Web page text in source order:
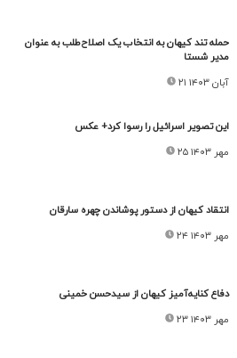
حمله تند کیهان به انتخاب یک اصلاح‌طلب به عنوان
مدیر شستا
۲۱ آبان ۱۴۰۳
این تصویر اسرائیل را رسوا کرد+ عکس
۲۵ مهر ۱۴۰۳
انتقاد کیهان از دستور پوشاندن چهره سارقان
۲۴ مهر ۱۴۰۳
دفاع کنایه‌آمیز کیهان از سیدحسن خمینی
۲۳ مهر ۱۴۰۳